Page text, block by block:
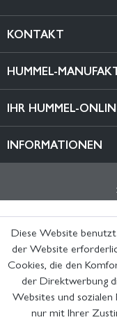
KONTAKT
HUMMEL-
IHR HUMMEL-
INFORMATIONEN
Diese Website
der Website
Cookies, die den
der Direktwerbung
Websites und
nur mit Ihrer